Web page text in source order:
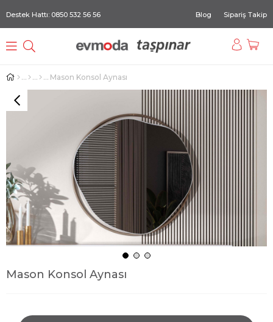
Destek Hattı: 0850 532 56 56 Blog Sipariş Takip
Mason Konsol Aynası
Mason Konsol Aynası